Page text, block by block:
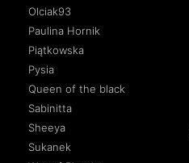
Olciak93
Paulina Hornik
Piątkowska
Pysia
Queen of the black
Sabinitta
Sheeya
Sukanek